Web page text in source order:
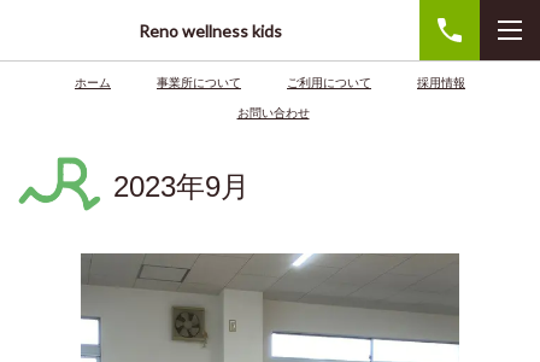
Reno wellness kids
ホーム 事業所について ご利用について 採用情報
お問い合わせ
2023年9月